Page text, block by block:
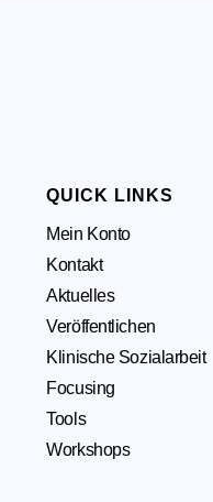
QUICK LINKS
Mein Konto
Kontakt
Aktuelles
Veröffentlichen
Klinische Sozialarbeit
Focusing
Tools
Workshops